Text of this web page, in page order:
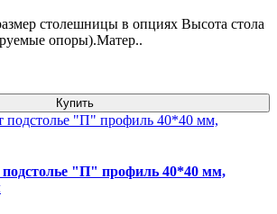
столешницы в опциях Высота стола
опоры).Матер..
Купить
"П" профиль 40*40 мм,